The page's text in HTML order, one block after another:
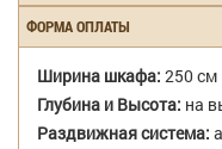
ФОРМА ОПЛАТЫ
Ширина шкафа: 250 см
Глубина и Высота: на
Раздвижная система: